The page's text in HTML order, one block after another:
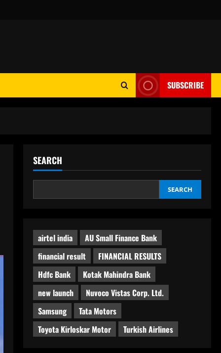
SUBSCRIBE
SEARCH
SEARCH
airtel india
AU Small Finance Bank
financial result
FINANCIAL RESULTS
Hdfc Bank
Kotak Mahindra Bank
new launch
Nuvoco Vistas Corp. Ltd.
Samsung
Tata Motors
Toyota Kirloskar Motor
Turkish Airlines